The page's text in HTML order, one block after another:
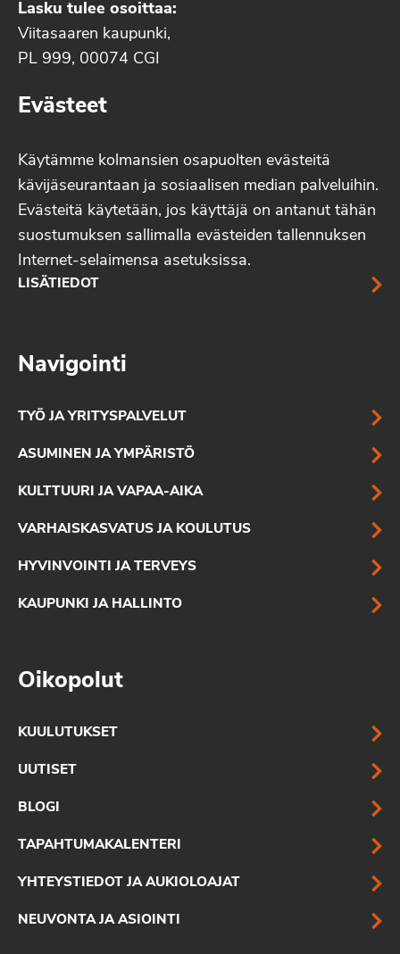
Lasku tulee osoittaa:
Viitasaaren kaupunki,
PL 999, 00074 CGI
Evästeet
Käytämme kolmansien osapuolten evästeitä
kävijäseurantaan ja sosiaalisen median palveluihin.
Evästeitä käytetään, jos käyttäjä on antanut tähän
suostumuksen sallimalla evästeiden tallennuksen
Internet-selaimensa asetuksissa.
LISÄTIEDOT
Navigointi
TYÖ JA YRITYSPALVELUT
ASUMINEN JA YMPÄRISTÖ
KULTTUURI JA VAPAA-AIKA
VARHAISKASVATUS JA KOULUTUS
HYVINVOINTI JA TERVEYS
KAUPUNKI JA HALLINTO
Oikopolut
KUULUTUKSET
UUTISET
BLOGI
TAPAHTUMAKALENTERI
YHTEYSTIEDOT JA AUKIOLOAJAT
NEUVONTA JA ASIOINTI